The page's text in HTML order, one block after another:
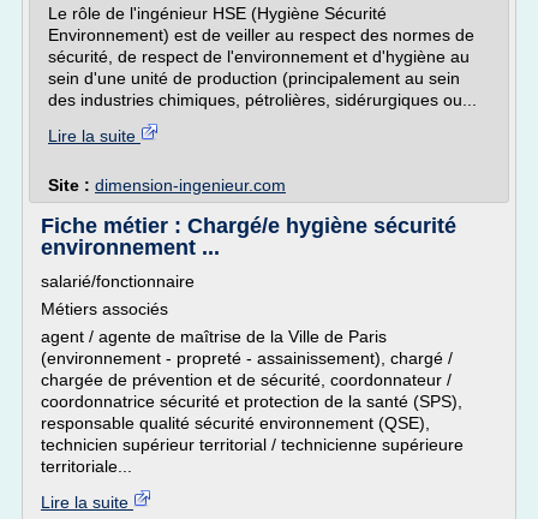
Le rôle de l'ingénieur HSE (Hygiène Sécurité
Environnement) est de veiller au respect des normes de
sécurité, de respect de l'environnement et d'hygiène au
sein d'une unité de production (principalement au sein
des industries chimiques, pétrolières, sidérurgiques ou...
Lire la suite
Site : dimension-ingenieur.com
Fiche métier : Chargé/e hygiène sécurité
environnement ...
salarié/fonctionnaire
Métiers associés
agent / agente de maîtrise de la Ville de Paris
(environnement - propreté - assainissement), chargé /
chargée de prévention et de sécurité, coordonnateur /
coordonnatrice sécurité et protection de la santé (SPS),
responsable qualité sécurité environnement (QSE),
technicien supérieur territorial / technicienne supérieure
territoriale...
Lire la suite